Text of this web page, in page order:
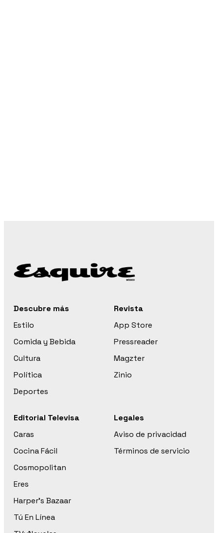
Descubre más
Estilo
Comida y Bebida
Cultura
Política
Deportes
Revista
App Store
Pressreader
Magzter
Zinio
Editorial Televisa
Caras
Cocina Fácil
Cosmopolitan
Eres
Harper’s Bazaar
Tú En Línea
Legales
Aviso de privacidad
Términos de servicio